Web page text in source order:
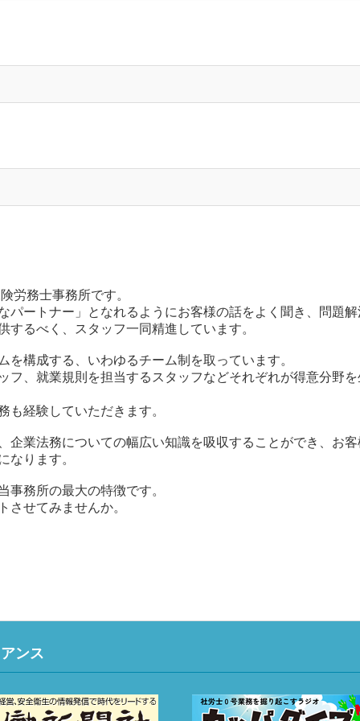
労務士事務所です。
パートナー」となれるようにお客様の話をよく聞き、問題
るべく、スタッフ一同精進しています。
構成する、いわゆるチーム制を取っています。
フ、就業規則を担当するスタッフなどそれぞれが得意分野
も経験していただきます。
企業法務についての幅広い知識を吸収することができ、お
なります。
事務所の最大の特徴です。
させてみませんか。
ンス